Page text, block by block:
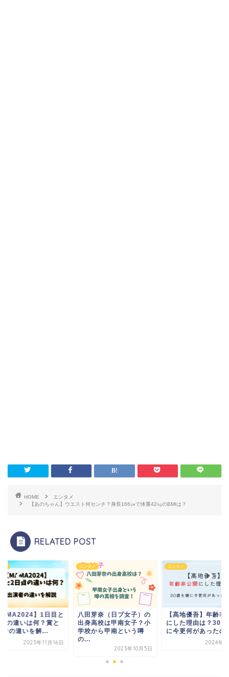
HOME
エンタメ
【あのちゃん】ウエスト何センチ？身長166㎝で体重42㎏のBMIは？
RELATED POST
】1日目と
の違いは何？賞と
者の違いを解...
2023年11月16日
エンタメ
八田芽奈（日プ女子）の
出身高校は甲南女子？小
学校から甲南という噂
の...
2023年10月5日
エンタメ
【髙地優吾】年齢非
にした理由は？30歳
に今更何があったの
2024年3